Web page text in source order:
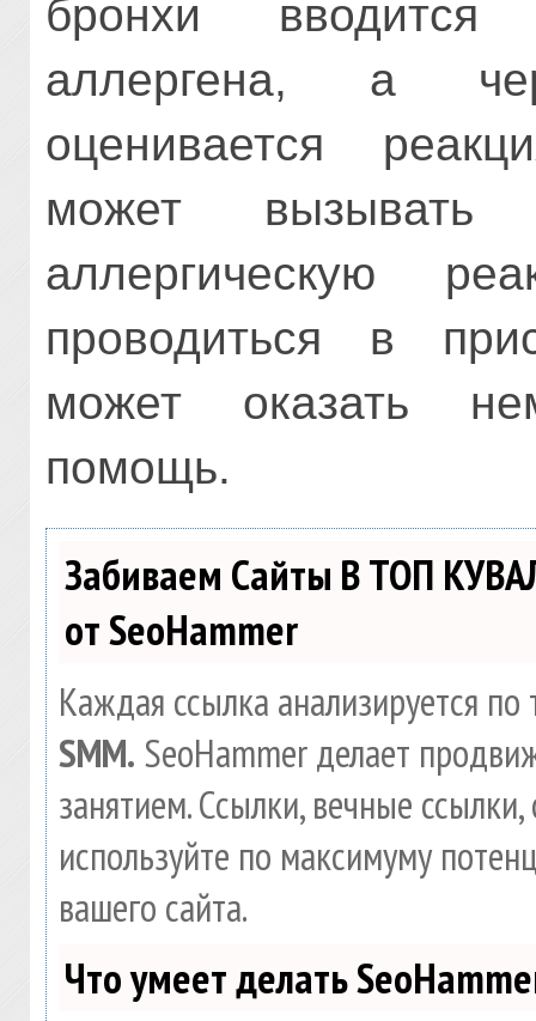
бронхи вводится
аллергена, а
оценивается
может
аллергическую
проводиться в
может оказать
помощь.
Забиваем Сайты В ТОП
от SeoHammer
Каждая ссылка анализируется
SMM. SeoHammer делает
занятием. Ссылки, вечные
используйте по максимуму
вашего сайта.
Что умеет делать